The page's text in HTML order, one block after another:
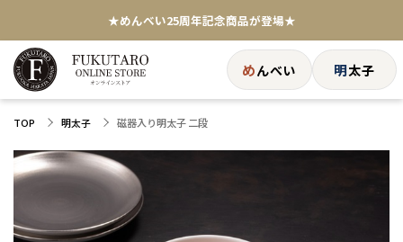
★めんべい25周年記念商品が登場★
【色々な味を試したい方へ】ポストイン！めんべい
送料全国一律770円！10,800円以上で送料無料
めんべい 明太子
TOP 明太子 磁器入り明太子 二段